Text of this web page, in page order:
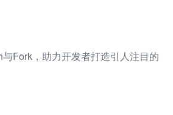
Fork，助力开发者打造引人注目的